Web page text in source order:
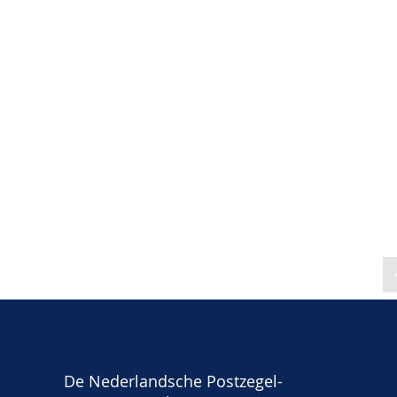
De Nederlandsche Postzegel-